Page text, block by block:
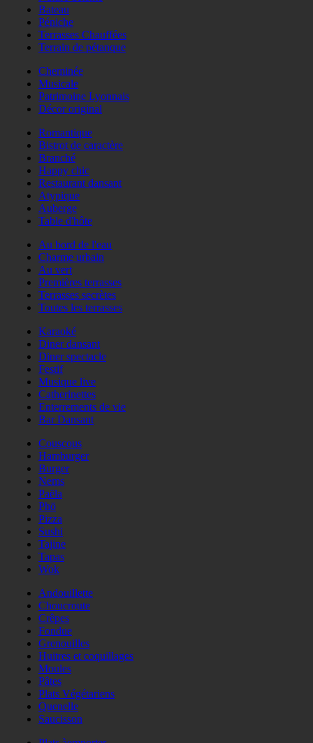
Bateau
Péniche
Terrasses Chauffées
Terrain de pétanque
Cheminée
Musicale
Patrimoine Lyonnais
Décor original
Romantique
Bistrot de caractère
Branché
Happy chic
Restaurant dansant
Atypique
Auberge
Table d'hôte
Au bord de l'eau
Charme urbain
Au vert
Premières terrasses
Terrasses secrètes
Toutes les terrasses
Karaoké
Diner dansant
Diner spectacle
Festif
Musique live
Catherinettes
Enterrements de vie
Bar Dansant
Couscous
Hamburger
Burger
Nems
Paëla
Phö
Pizza
Sushi
Tajine
Tapas
Wok
Andouillette
Choucroute
Crêpes
Fondue
Grenouilles
Huitres et coquillages
Moules
Pâtes
Plats Végétariens
Quenelle
Saucisson